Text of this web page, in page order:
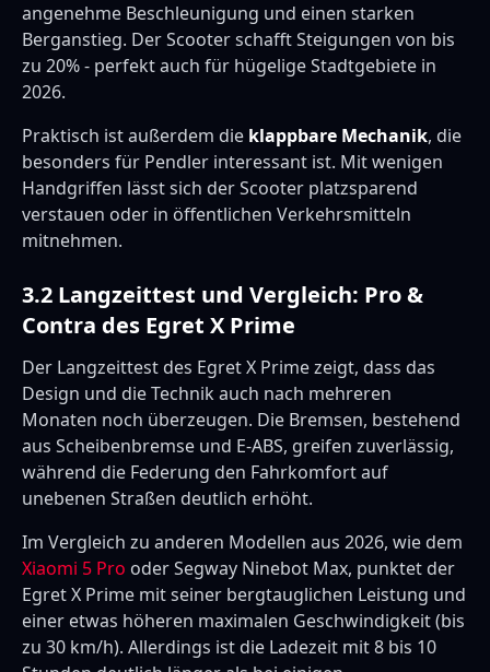
angenehme Beschleunigung und einen starken
Berganstieg. Der Scooter schafft Steigungen von bis
zu 20% - perfekt auch für hügelige Stadtgebiete in
2026.
Praktisch ist außerdem die klappbare Mechanik, die
besonders für Pendler interessant ist. Mit wenigen
Handgriffen lässt sich der Scooter platzsparend
verstauen oder in öffentlichen Verkehrsmitteln
mitnehmen.
3.2 Langzeittest und Vergleich: Pro &
Contra des Egret X Prime
Der Langzeittest des Egret X Prime zeigt, dass das
Design und die Technik auch nach mehreren
Monaten noch überzeugen. Die Bremsen, bestehend
aus Scheibenbremse und E-ABS, greifen zuverlässig,
während die Federung den Fahrkomfort auf
unebenen Straßen deutlich erhöht.
Im Vergleich zu anderen Modellen aus 2026, wie dem
Xiaomi 5 Pro oder Segway Ninebot Max, punktet der
Egret X Prime mit seiner bergtauglichen Leistung und
einer etwas höheren maximalen Geschwindigkeit (bis
zu 30 km/h). Allerdings ist die Ladezeit mit 8 bis 10